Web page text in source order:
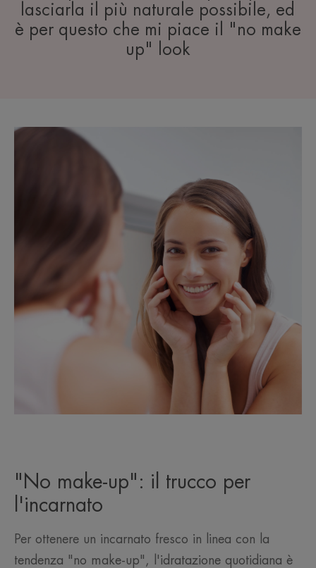
lasciarla il più naturale possibile, ed
è per questo che mi piace il "no make
up" look
"No make-up": il trucco per
l'incarnato
Per ottenere un incarnato fresco in linea con la
tendenza "no make-up", l'idratazione quotidiana è